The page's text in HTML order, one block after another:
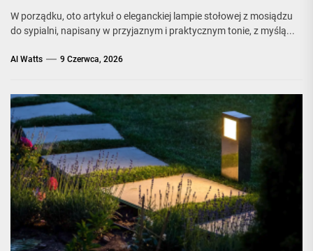
W porządku, oto artykuł o eleganckiej lampie stołowej z mosiądzu
do sypialni, napisany w przyjaznym i praktycznym tonie, z myślą...
Al Watts 9 Czerwca, 2026